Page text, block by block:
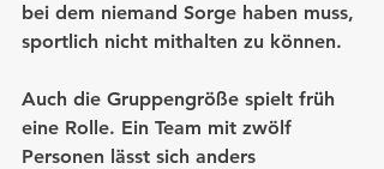
bei dem niemand Sorge haben muss,
sportlich nicht mithalten zu können.
Auch die Gruppengröße spielt früh
eine Rolle. Ein Team mit zwölf
Personen lässt sich anders